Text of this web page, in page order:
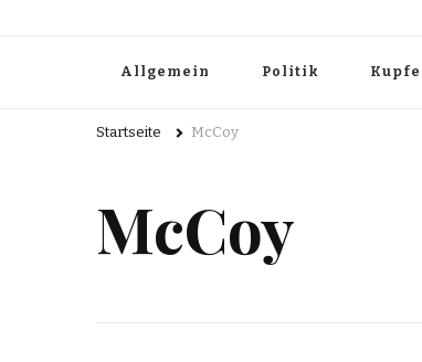
Allgemein Politik
Startseite McCoy
McCoy